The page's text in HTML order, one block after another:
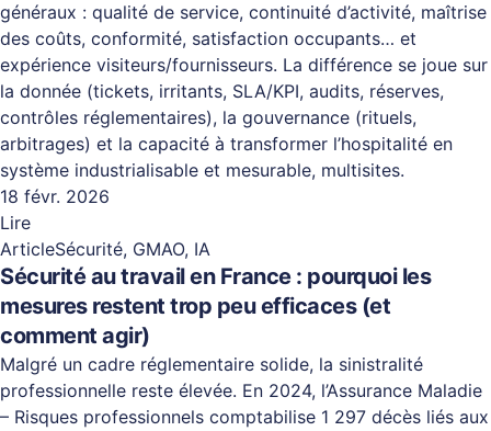
généraux : qualité de service, continuité d’activité, maîtrise
des coûts, conformité, satisfaction occupants… et
expérience visiteurs/fournisseurs. La différence se joue sur
la donnée (tickets, irritants, SLA/KPI, audits, réserves,
contrôles réglementaires), la gouvernance (rituels,
arbitrages) et la capacité à transformer l’hospitalité en
système industrialisable et mesurable, multisites.
18 févr. 2026
Lire
ArticleSécurité, GMAO, IA
Sécurité au travail en France : pourquoi les
mesures restent trop peu efficaces (et
comment agir)
Malgré un cadre réglementaire solide, la sinistralité
professionnelle reste élevée. En 2024, l’Assurance Maladie
– Risques professionnels comptabilise 1 297 décès liés aux